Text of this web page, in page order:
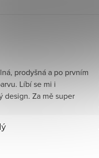
prodyšná a po prvním
Líbí se mi i
design. Za mě super